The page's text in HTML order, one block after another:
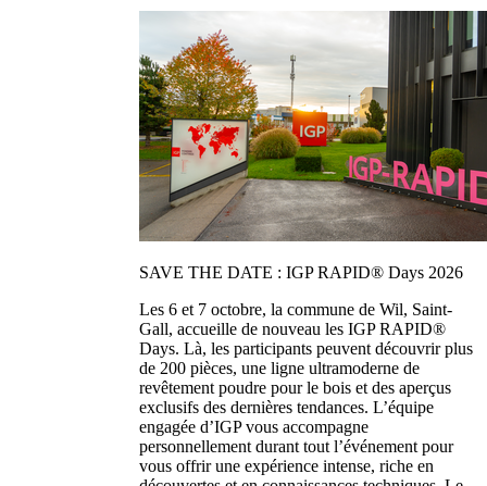
SAVE THE DATE : IGP RAPID® Days 2026
Les 6 et 7 octobre, la commune de Wil, Saint-
Gall, accueille de nouveau les IGP RAPID®
Days. Là, les participants peuvent découvrir plus
de 200 pièces, une ligne ultramoderne de
revêtement poudre pour le bois et des aperçus
exclusifs des dernières tendances. L’équipe
engagée d’IGP vous accompagne
personnellement durant tout l’événement pour
vous offrir une expérience intense, riche en